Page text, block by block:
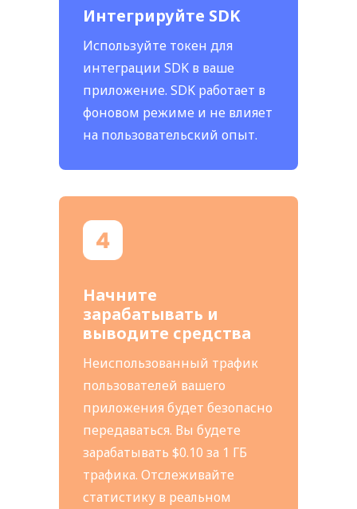
Интегрируйте SDK
Используйте токен для
интеграции SDK в ваше
приложение. SDK работает в
фоновом режиме и не влияет
на пользовательский опыт.
Начните
зарабатывать и
выводите средства
Неиспользованный трафик
пользователей вашего
приложения будет безопасно
передаваться. Вы будете
зарабатывать $0.10 за 1 ГБ
трафика. Отслеживайте
статистику в реальном